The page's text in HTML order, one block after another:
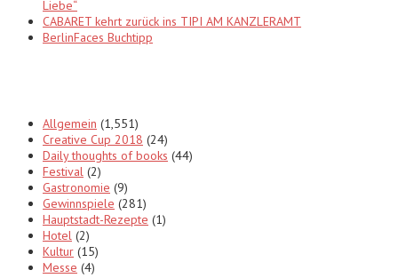
Liebe“
CABARET kehrt zurück ins TIPI AM KANZLERAMT
BerlinFaces Buchtipp
Allgemein (1,551)
Creative Cup 2018 (24)
Daily thoughts of books (44)
Festival (2)
Gastronomie (9)
Gewinnspiele (281)
Hauptstadt-Rezepte (1)
Hotel (2)
Kultur (15)
Messe (4)